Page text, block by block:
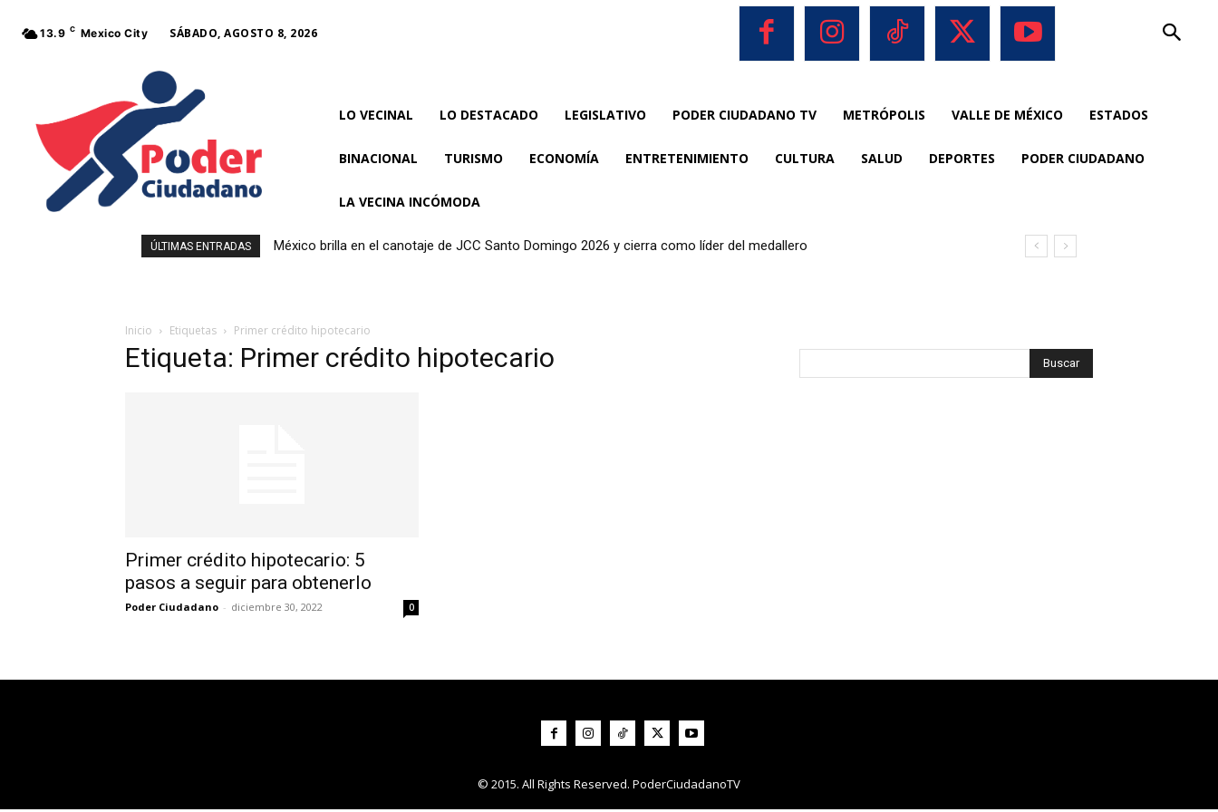
13.9 C Mexico City SÁBADO, AGOSTO 8, 2026
LO VECINAL LO DESTACADO LEGISLATIVO PODER CIUDADANO TV METRÓPOLIS VALLE DE MÉXICO ESTADOS
BINACIONAL TURISMO ECONOMÍA ENTRETENIMIENTO CULTURA SALUD DEPORTES PODER CIUDADANO
LA VECINA INCÓMODA
ÚLTIMAS ENTRADAS México brilla en el canotaje de JCC Santo Domingo 2026 y cierra como líder del medallero
Inicio Etiquetas Primer crédito hipotecario
Etiqueta: Primer crédito hipotecario
Primer crédito hipotecario: 5
pasos a seguir para obtenerlo
Poder Ciudadano - diciembre 30, 2022 0
© 2015. All Rights Reserved. PoderCiudadanoTV